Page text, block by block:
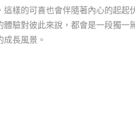
樣的可喜也會伴隨著內心的起
驗對彼此來說，都會是一段獨一
長風景。